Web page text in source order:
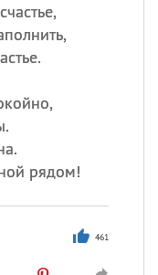
рядом!
461